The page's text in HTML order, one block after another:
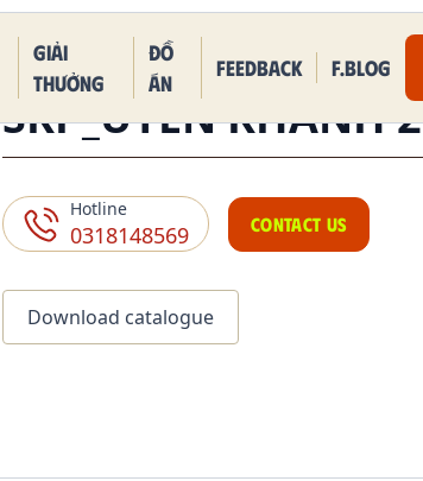
Giải
thưởng
Đồ
án
Feedback F.BLOG
SKP_UYÊN KHANH 2
Hotline
0318148569 CONTACT US
Download catalogue